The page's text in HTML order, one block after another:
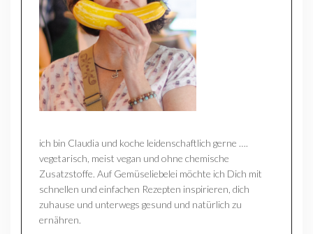
ich bin Claudia und koche leidenschaftlich gerne ….
vegetarisch, meist vegan und ohne chemische
Zusatzstoffe. Auf Gemüseliebelei möchte ich Dich mit
schnellen und einfachen Rezepten inspirieren, dich
zuhause und unterwegs gesund und natürlich zu
ernähren.